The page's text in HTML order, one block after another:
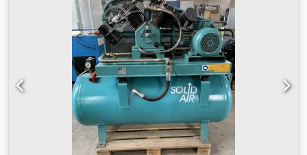
Waterstof: 60.000 Nm3/uur met een zuiverheidsgraad van
99,99%. - Koolmonoxide: 14.500 Nm3/uur met een
zuiverheidsgraad van ongeveer 99%. (De werkelijke
zuiverheidsgraad is afhankelijk van de hoeveelheid stikstof
in de aardgasgrondstof.) - Oververhitte stoom van 40 bar
als bijproduct. Cjdpfxoy Ryrbs Am Eorf De HyCO-installatie
omvat de volgende 5 hoofdcomponenten: -
Synthesegasproductie / stoomreforming en
stoomproductie - Gasafkoeling - CO2-verwijderingseenheid
/ CO2-absorptie - Gasdrogen en cryogene scheiding -
Drukgebaseerde adsorptie (PSA) Daarnaast zijn er